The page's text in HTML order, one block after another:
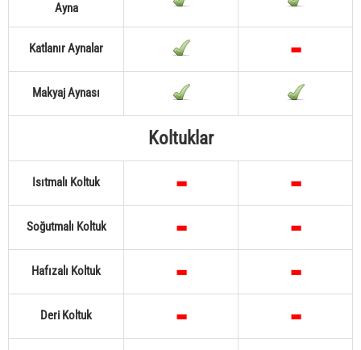
Ayna
Katlanır Aynalar
Makyaj Aynası
Koltuklar
Isıtmalı Koltuk
Soğutmalı Koltuk
Hafızalı Koltuk
Deri Koltuk